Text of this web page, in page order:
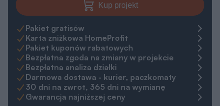
Kup projekt
Pakiet gratisów
Karta zniżkowa HomeProfit
Pakiet kuponów rabatowych
Bezpłatna zgoda na zmiany w projekcie
Bezpłatna analiza działki
Darmowa dostawa - kurier, paczkomaty
30 dni na zwrot, 365 dni na wymianę
Gwarancja najniższej ceny